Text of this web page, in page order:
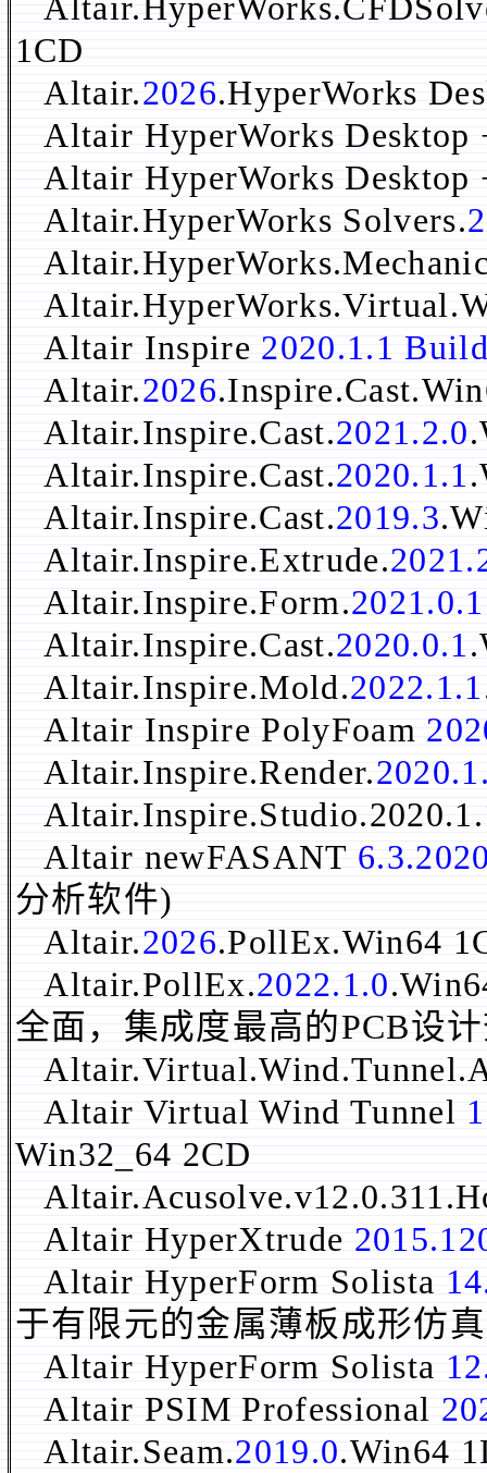
1CD
Altair.2026.HyperWorks
Altair HyperWorks Desktop
Altair HyperWorks Desktop
Altair.HyperWorks Solvers.
Altair Inspire 2020.1.1
Altair.2026
Altair.Inspire.Cast.2021.2.0
Altair.Inspire.Cast.2020.1.1
Altair.Inspire.Cast.2019.3
Altair.Inspire.Extrude.
Altair.Inspire.Form.2021.0.1
Altair.Inspire.Cast.2020.0.1
Altair.Inspire.Mold.2022.1.1
Altair Inspire PolyFoam
Altair.Inspire.Render.
Altair newFASANT
分析软件)
Altair.2026.PollEx.Win64
Altair.PollEx.2022.1.0
全面，集成度最高的PCB设
Altair Virtual Wind Tunnel
Win32_64 2CD
Altair HyperXtrude
Altair HyperForm Solista
于有限元的金属薄板成形仿
Altair HyperForm Solista
Altair PSIM Professional
Altair.Seam.2019.0.Win64